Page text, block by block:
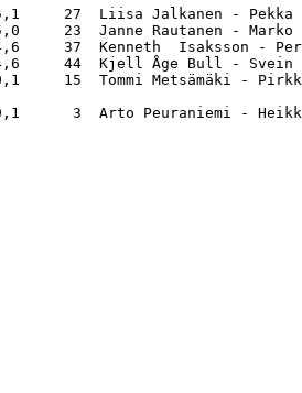
27  Liisa Jalkanen -
23  Janne Rautanen -
37  Kenneth  Isaksson
44  Kjell Åge Bull -
15  Tommi Metsämäki -